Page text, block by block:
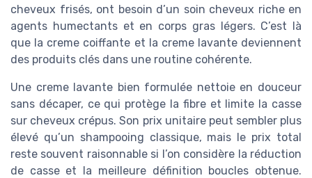
cheveux frisés, ont besoin d’un soin cheveux riche en
agents humectants et en corps gras légers. C’est là
que la creme coiffante et la creme lavante deviennent
des produits clés dans une routine cohérente.
Une creme lavante bien formulée nettoie en douceur
sans décaper, ce qui protège la fibre et limite la casse
sur cheveux crépus. Son prix unitaire peut sembler plus
élevé qu’un shampooing classique, mais le prix total
reste souvent raisonnable si l’on considère la réduction
de casse et la meilleure définition boucles obtenue.